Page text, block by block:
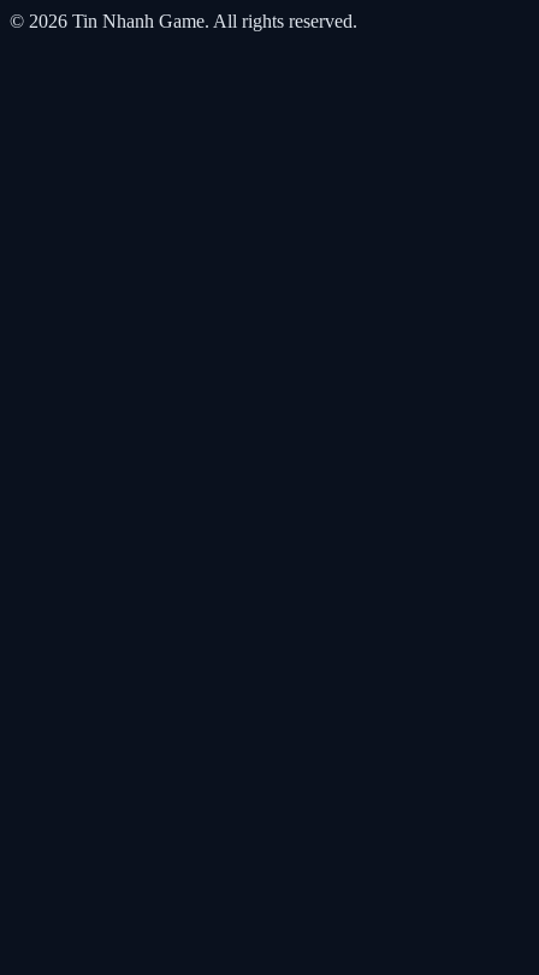
© 2026 Tin Nhanh Game. All rights reserved.